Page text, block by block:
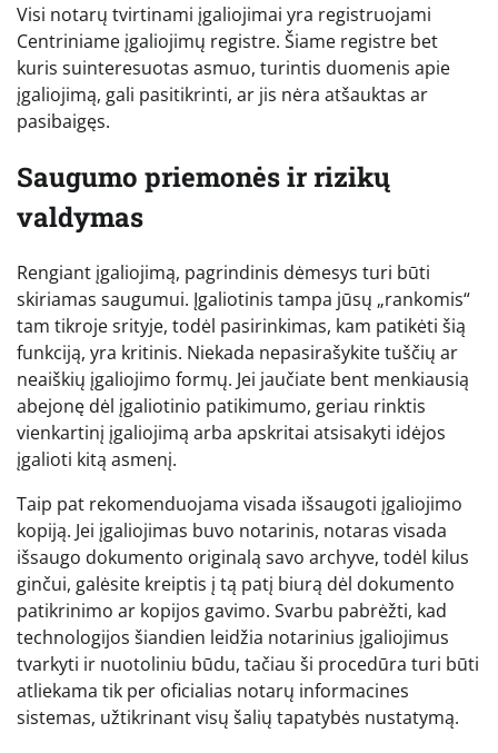
Visi notarų tvirtinami įgaliojimai yra registruojami
Centriniame įgaliojimų registre. Šiame registre bet
kuris suinteresuotas asmuo, turintis duomenis apie
įgaliojimą, gali pasitikrinti, ar jis nėra atšauktas ar
pasibaigęs.
Saugumo priemonės ir rizikų
valdymas
Rengiant įgaliojimą, pagrindinis dėmesys turi būti
skiriamas saugumui. Įgaliotinis tampa jūsų „rankomis“
tam tikroje srityje, todėl pasirinkimas, kam patikėti šią
funkciją, yra kritinis. Niekada nepasirašykite tuščių ar
neaiškių įgaliojimo formų. Jei jaučiate bent menkiausią
abejonę dėl įgaliotinio patikimumo, geriau rinktis
vienkartinį įgaliojimą arba apskritai atsisakyti idėjos
įgalioti kitą asmenį.
Taip pat rekomenduojama visada išsaugoti įgaliojimo
kopiją. Jei įgaliojimas buvo notarinis, notaras visada
išsaugo dokumento originalą savo archyve, todėl kilus
ginčui, galėsite kreiptis į tą patį biurą dėl dokumento
patikrinimo ar kopijos gavimo. Svarbu pabrėžti, kad
technologijos šiandien leidžia notarinius įgaliojimus
tvarkyti ir nuotoliniu būdu, tačiau ši procedūra turi būti
atliekama tik per oficialias notarų informacines
sistemas, užtikrinant visų šalių tapatybės nustatymą.